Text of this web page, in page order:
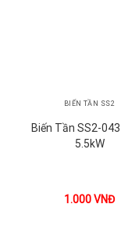
BIẾN TẦN SS2
Biến Tần SS2-
5.5kW
1.000VNĐ